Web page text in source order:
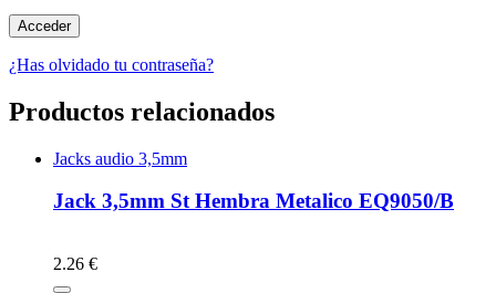
¿Has olvidado tu contraseña?
Productos relacionados
Jacks audio 3,5mm
Jack 3,5mm St Hembra Metalico EQ9050/B
2.26 €